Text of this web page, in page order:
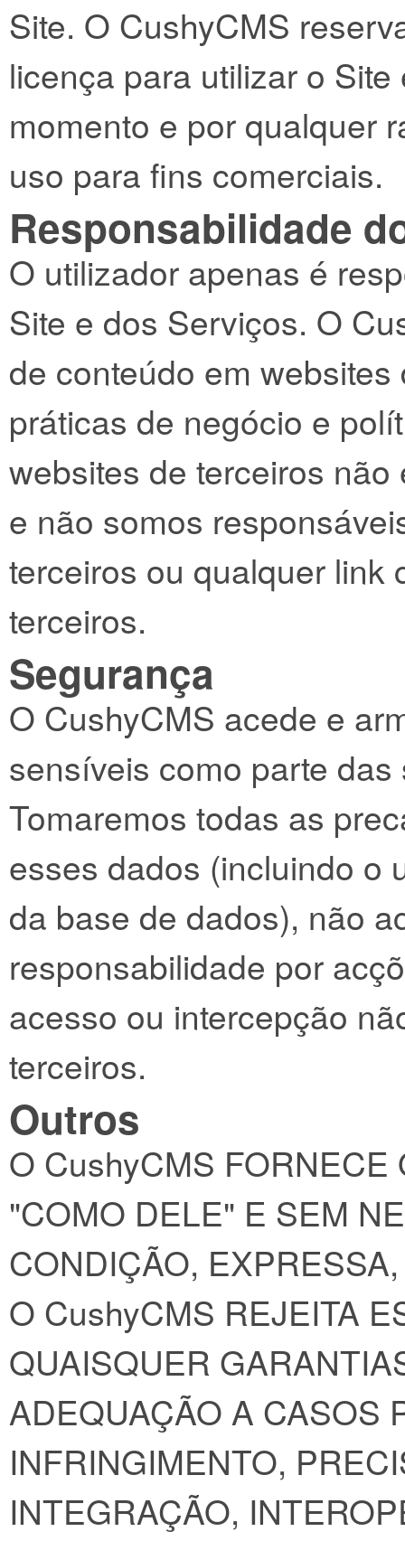
Site. O CushyCMS
licença para utilizar o
momento e por qualquer
uso para fins comerciais.
Responsabilidade
O utilizador apenas é
Site e dos Serviços. O
de conteúdo em
práticas de negócio e
websites de terceiros
e não somos
terceiros ou qualquer link
terceiros.
Segurança
O CushyCMS acede e
sensíveis como parte
Tomaremos todas as
esses dados (incluindo o
da base de dados), não
responsabilidade por
acesso ou intercepção
terceiros.
Outros
O CushyCMS
"COMO DELE" E SEM
CONDIÇÃO,
O CushyCMS REJEITA
QUAISQUER
ADEQUAÇÃO A CASOS
INFRINGIMENTO,
INTEGRAÇÃO,